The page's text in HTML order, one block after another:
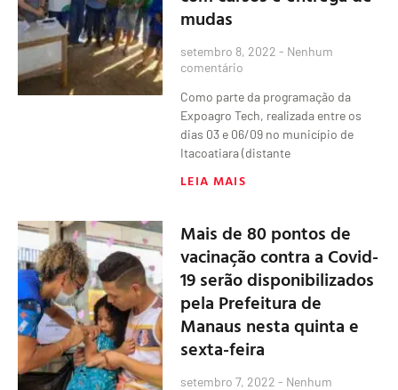
mudas
setembro 8, 2022 Nenhum
comentário
Como parte da programação da
Expoagro Tech, realizada entre os
dias 03 e 06/09 no município de
Itacoatiara (distante
LEIA MAIS
Mais de 80 pontos de
vacinação contra a Covid-
19 serão disponibilizados
pela Prefeitura de
Manaus nesta quinta e
sexta-feira
setembro 7, 2022 Nenhum